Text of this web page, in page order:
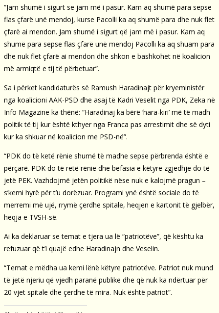
“Jam shumë i sigurt se jam më i pasur. Kam aq shumë para sepse
flas çfarë unë mendoj, kurse Pacolli ka aq shumë para dhe nuk flet
çfarë ai mendon. Jam shumë i sigurt që jam më i pasur. Kam aq
shumë para sepse flas çfarë unë mendoj Pacolli ka aq shuam para
dhe nuk flet çfarë ai mendon dhe shkon e bashkohet në koalicion
më armiqtë e tij të përbetuar”.
Sa i përket kandidaturës së Ramush Haradinajt për kryeministër
nga koalicioni AAK-PSD dhe asaj të Kadri Veselit nga PDK, Zeka në
Info Magazine ka thënë: “Haradinaj ka bërë ‘hara-kiri’ më të madh
politik të tij kur është kthyer nga Franca pas arrestimit dhe së dyti
kur ka shkuar në koalicion me PSD-në”.
“PDK do të ketë rënie shumë të madhe sepse përbrenda është e
përçarë. PDK do të retë rënie dhe befasia e këtyre zgjedhje do të
jetë PEK. Vazhdojmë jetën politikë nëse nuk e kalojmë pragun –
s’kemi hyrë për t’u dorëzuar. Programi ynë është sociale do të
merremi më ujë, rrymë çerdhe spitale, heqjen e kartonit të gjelbër,
heqja e TVSH-së.
Ai ka deklaruar se temat e tjera ua lë “patriotëve”, që kështu ka
refuzuar që t’i quajë edhe Haradinajn dhe Veselin.
“Temat e mëdha ua kemi lënë këtyre patriotëve. Patriot nuk mund
të jetë njeriu që vjedh paranë publike dhe që nuk ka ndërtuar për
20 vjet spitale dhe çerdhe të mira. Nuk është patriot”.